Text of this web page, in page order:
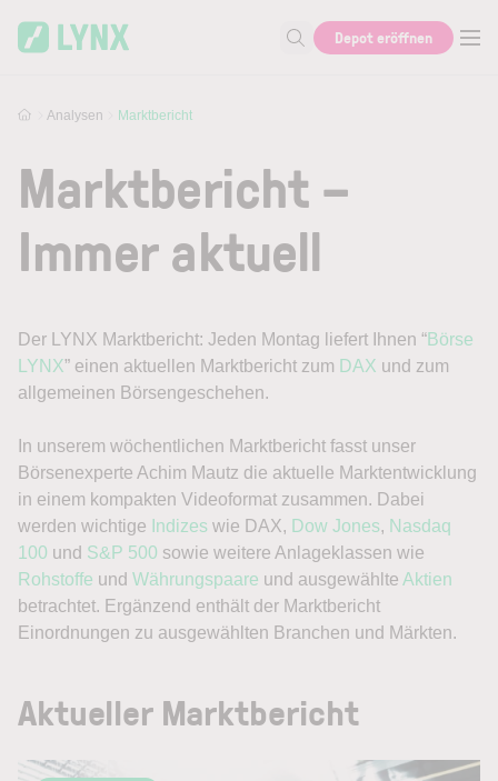
Suche nach Aktie, Autor...
Depot eröffnen
Analysen Marktbericht
Marktbericht –
Immer aktuell
Der LYNX Marktbericht: Jeden Montag liefert Ihnen “Börse
LYNX” einen aktuellen Marktbericht zum DAX und zum
allgemeinen Börsengeschehen.
In unserem wöchentlichen Marktbericht fasst unser
Börsenexperte Achim Mautz die aktuelle Marktentwicklung
in einem kompakten Videoformat zusammen. Dabei
werden wichtige Indizes wie DAX, Dow Jones, Nasdaq
100 und S&P 500 sowie weitere Anlageklassen wie
Rohstoffe und Währungspaare und ausgewählte Aktien
betrachtet. Ergänzend enthält der Marktbericht
Einordnungen zu ausgewählten Branchen und Märkten.
Aktueller Marktbericht